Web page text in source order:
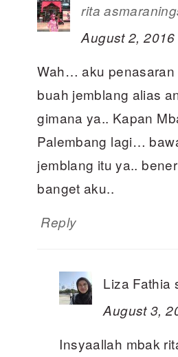
rita
August 2,
Wah… aku penasaran
buah jemblang alias
gimana ya.. Kapan
Palembang lagi…
jemblang itu ya..
banget aku..
Reply
Liza Fathia
August 3,
Insyaallah mbak